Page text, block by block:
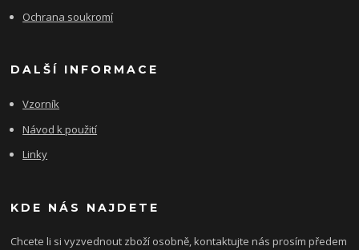
Ochrana soukromí
DALŠÍ INFORMACE
Vzorník
Návod k použití
Linky
KDE NÁS NAJDETE
Chcete li si vyzvednout zboží osobně, kontaktujte nás prosím předem